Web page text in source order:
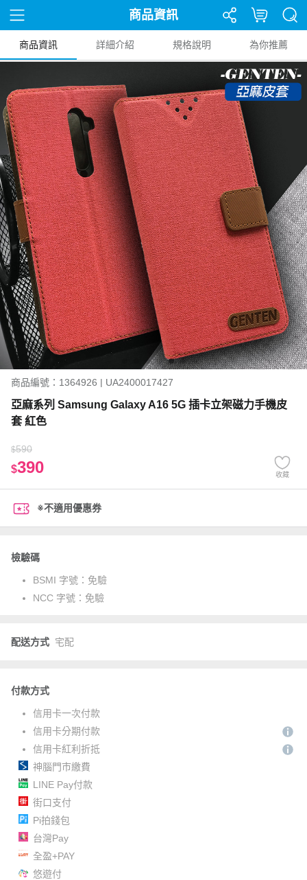
商品資訊
商品資訊 詳細介紹 規格說明 為你推薦
商品編號：1364926 | UA2400017427
亞麻系列 Samsung Galaxy A16 5G 插卡立架磁力手機皮
套 紅色
$590
$390 收藏
※不適用優惠券
檢驗碼
BSMI 字號： 免驗
NCC 字號： 免驗
配送方式 宅配
付款方式
信用卡一次付款
信用卡分期付款
信用卡紅利折抵
神腦門市繳費
LINE Pay付款
街口支付
Pi拍錢包
台灣Pay
全盈+PAY
悠遊付